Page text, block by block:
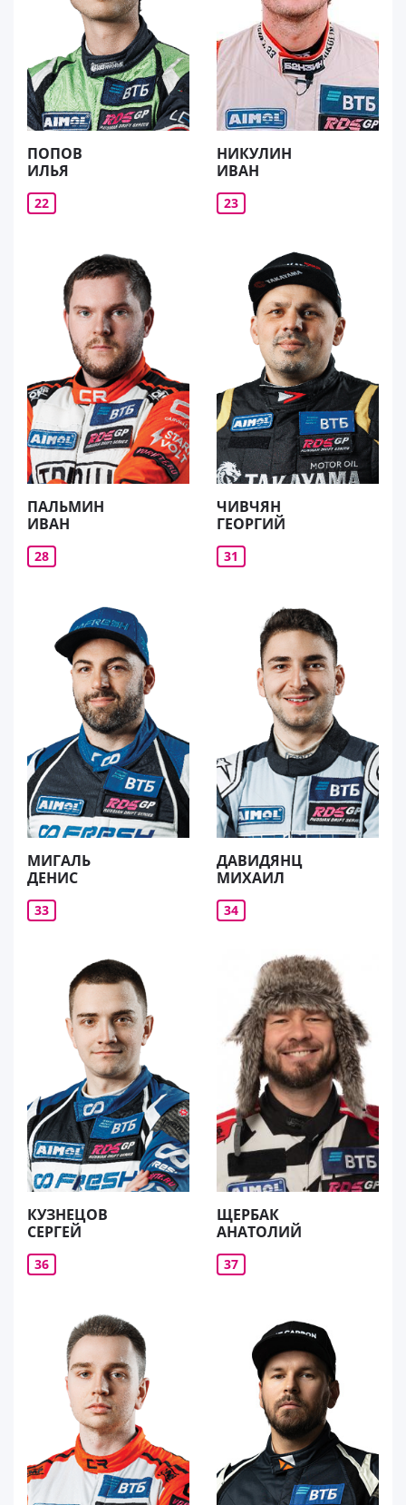
ПОПОВ
ИЛЬЯ
22
НИКУЛИН
ИВАН
23
ПАЛЬМИН
ИВАН
28
ЧИВЧЯН
ГЕОРГИЙ
31
МИГАЛЬ
ДЕНИС
33
ДАВИДЯНЦ
МИХАИЛ
34
КУЗНЕЦОВ
СЕРГЕЙ
36
ЩЕРБАК
АНАТОЛИЙ
37